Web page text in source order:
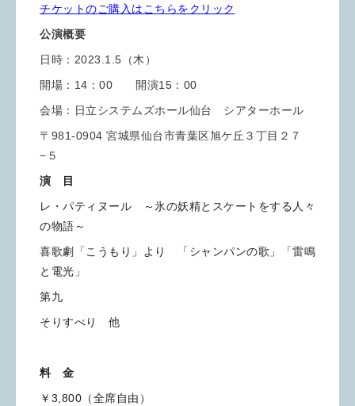
チケットのご購入はこちらをクリック
公演概要
日時：2023.1.5（木）
開場：14：00 開演15：00
会場：日立システムズホール仙台 シアターホール
〒981-0904 宮城県仙台市青葉区旭ケ丘３丁目２７
−５
演 目
レ・パティヌール ～氷の妖精とスケートをする人々
の物語～
喜歌劇「こうもり」より 「シャンパンの歌」「雷鳴
と電光」
第九
そりすべり 他
料 金
￥3,800（全席自由）